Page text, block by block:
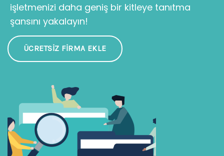
işletmenizi daha geniş bir kitleye tanıtma
şansını yakalayın!
ÜCRETSIZ FIRMA EKLE